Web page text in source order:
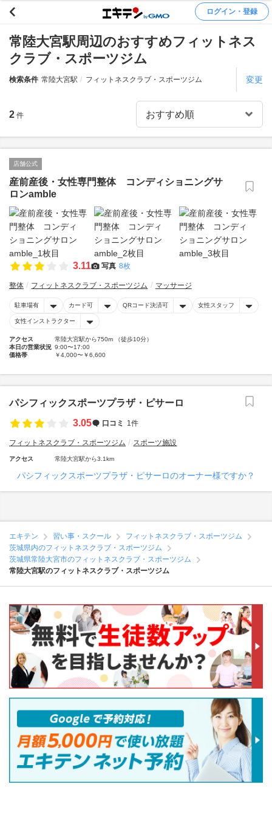
ログイン・登録
常陸大宮駅周辺のおすすめフィットネス
クラブ・スポーツジム
検索条件 常陸大宮駅 フィットネスクラブ・スポーツジム 変更
2 件
店舗公式
産前産後・女性専門整体 コンディショニングサ
ロンamble
3.11 写真 8枚
整体 フィットネスクラブ・スポーツジム マッサージ
駐車場有 カード可 QRコード決済可 女性スタッフ
女性インストラクター
アクセス
常陸大宮駅から750m （徒歩10分）
本日の営業状況 9:00〜17:00
価格帯
￥4,000〜￥6,600
パシフィックスポーツプラザ・ピサーロ
3.05
口コミ 1件
フィットネスクラブ・スポーツジム スポーツ施設
アクセス 常陸大宮駅から3.1km
パシフィックスポーツプラザ・ピサーロのオーナー様ですか？
エキテン 習い事・スクール
フィットネスクラブ・スポーツジム
茨城県内のフィットネスクラブ・スポーツジム
茨城県常陸大宮市のフィットネスクラブ・スポーツジム
常陸大宮駅のフィットネスクラブ・スポーツジム